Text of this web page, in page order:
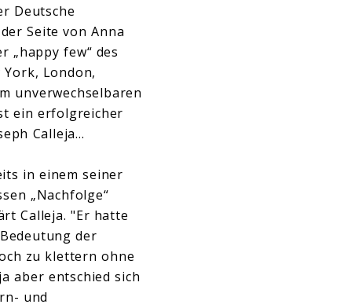
Deutsche
Seite von Anna
„happy few“ des
London,
unverwechselbaren
ein erfolgreicher
Calleja…
in einem seiner
„Nachfolge“
Calleja. "Er hatte
der
zu klettern ohne
aber entschied sich
und